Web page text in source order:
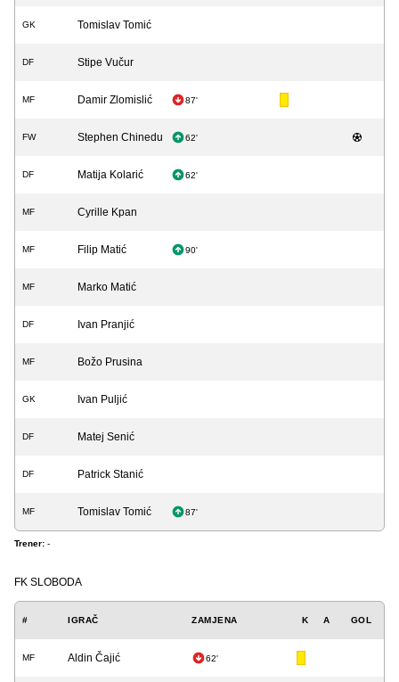
GK Tomislav Tomić
DF Stipe Vučur
MF Damir Zlomislić 87'
FW Stephen Chinedu 62'
DF Matija Kolarić 62'
MF Cyrille Kpan
MF Filip Matić 90'
MF Marko Matić
DF Ivan Pranjić
MF Božo Prusina
GK Ivan Puljić
DF Matej Senić
DF Patrick Stanić
MF Tomislav Tomić 87'
Trener: -
FK SLOBODA
# IGRAČ ZAMJENA K A GOL
MF Aldin Čajić 62'